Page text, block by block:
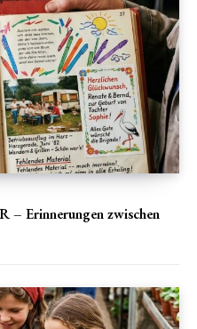
– Erinnerungen zwischen